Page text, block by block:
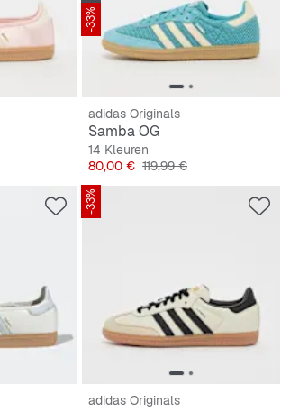
-33%
adidas Originals
Samba OG
14 Kleuren
Prijs
80,00 € Originele Prijs
119,99 €
-33%
adidas Originals